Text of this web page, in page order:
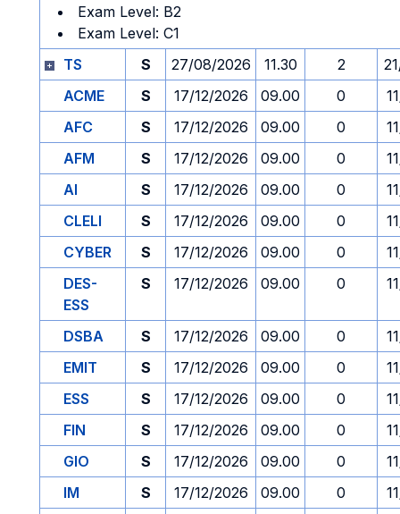
Exam Level: B2
Exam Level: C1
TS
S 27/08/2026 11.30 2
ACME
S 17/12/2026 09.00 0
AFC
S 17/12/2026 09.00 0
AFM
S 17/12/2026 09.00 0
AI
S 17/12/2026 09.00 0
CLELI
S 17/12/2026 09.00 0
CYBER
S 17/12/2026 09.00 0
DES-
ESS
S 17/12/2026 09.00 0
DSBA S 17/12/2026 09.00 0
EMIT
S 17/12/2026 09.00 0
ESS
S 17/12/2026 09.00 0
FIN
S 17/12/2026 09.00 0
GIO
S 17/12/2026 09.00 0
IM
S 17/12/2026 09.00 0